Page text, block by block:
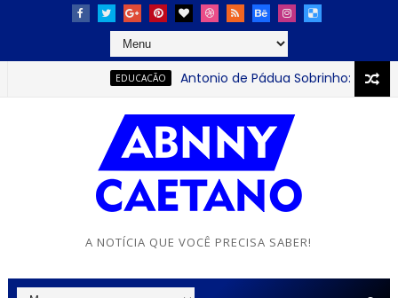
Antonio de Pádua Sobrinho: o jovem que
A NOTÍCIA QUE VOCÊ PRECISA SABER!